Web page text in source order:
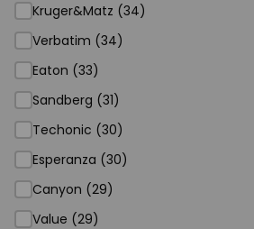
Kruger&Matz (34)
Verbatim (34)
Eaton (33)
Sandberg (31)
Techonic (30)
Esperanza (30)
Canyon (29)
Value (29)